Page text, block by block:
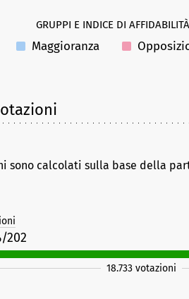
GRUPPI E INDICE DI
Maggioranza
sono calcolati sulla base della
/202
18.733 votazioni